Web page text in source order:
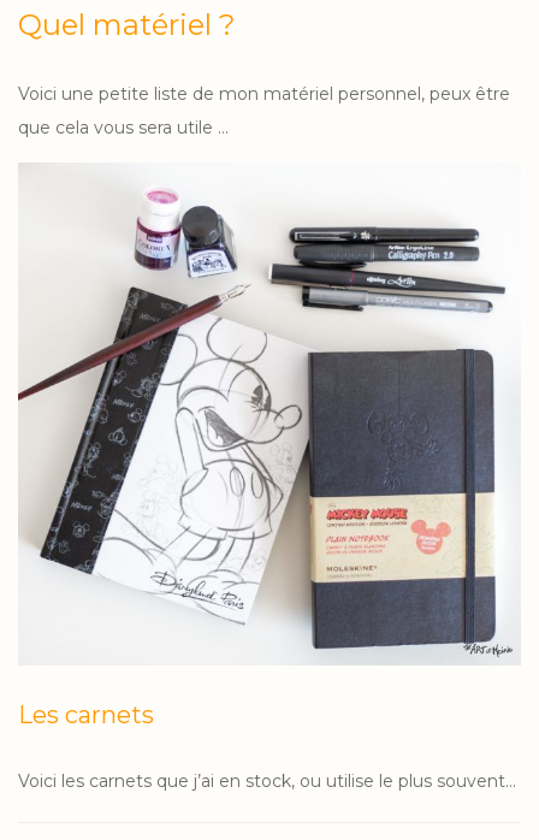
Quel matériel ?
Voici une petite liste de mon matériel personnel, peux être
que cela vous sera utile …
Les carnets
Voici les carnets que j’ai en stock, ou utilise le plus souvent…